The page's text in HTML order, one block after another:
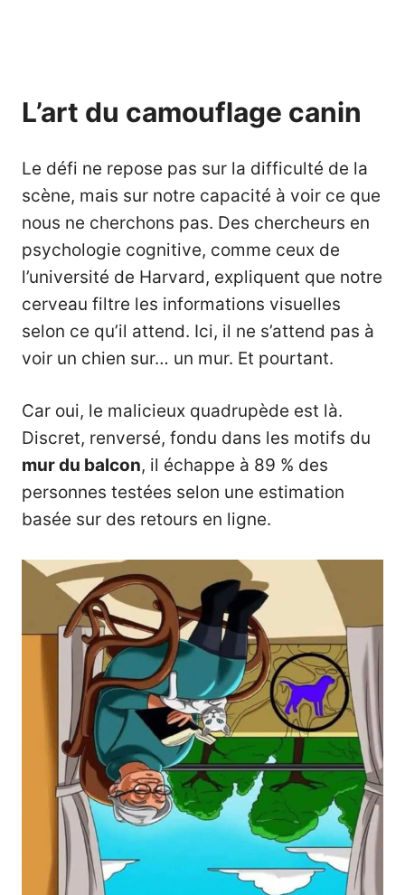
L’art du camouflage canin
Le défi ne repose pas sur la difficulté de la
scène, mais sur notre capacité à voir ce que
nous ne cherchons pas. Des chercheurs en
psychologie cognitive, comme ceux de
l’université de Harvard, expliquent que notre
cerveau filtre les informations visuelles
selon ce qu’il attend. Ici, il ne s’attend pas à
voir un chien sur… un mur. Et pourtant.
Car oui, le malicieux quadrupède est là.
Discret, renversé, fondu dans les motifs du
mur du balcon, il échappe à 89 % des
personnes testées selon une estimation
basée sur des retours en ligne.